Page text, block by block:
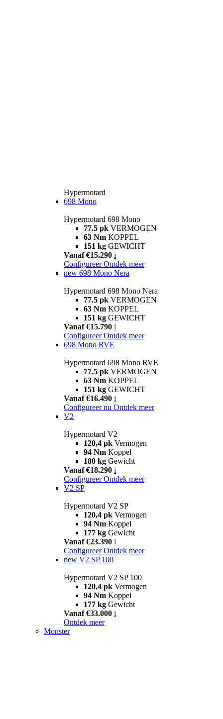
Hypermotard
698 Mono
Hypermotard 698 Mono
77.5 pk VERMOGEN
63 Nm KOPPEL
151 kg GEWICHT
Vanaf €15.290 i
Configureer Ontdek meer
new 698 Mono Nera
Hypermotard 698 Mono Nera
77.5 pk VERMOGEN
63 Nm KOPPEL
151 kg GEWICHT
Vanaf €15.790 i
Configureer Ontdek meer
698 Mono RVE
Hypermotard 698 Mono RVE
77.5 pk VERMOGEN
63 Nm KOPPEL
151 kg GEWICHT
Vanaf €16.490 i
Configureer nu Ontdek meer
V2
Hypermotard V2
120,4 pk Vermogen
94 Nm Koppel
180 kg Gewicht
Vanaf €18.290 i
Configureer Ontdek meer
V2 SP
Hypermotard V2 SP
120,4 pk Vermogen
94 Nm Koppel
177 kg Gewicht
Vanaf €23.390 i
Configureer Ontdek meer
new V2 SP 100
Hypermotard V2 SP 100
120,4 pk Vermogen
94 Nm Koppel
177 kg Gewicht
Vanaf €33.000 i
Ontdek meer
Monster